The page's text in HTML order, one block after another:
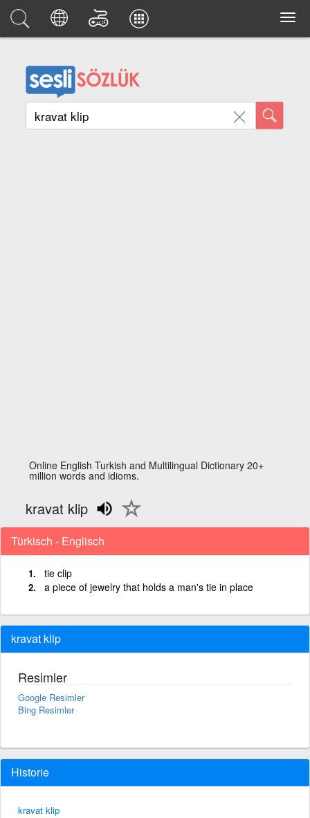
Online English Turkish and Multilingual Dictionary 20+
million words and idioms.
kravat klip
Türkisch - Englisch
tie clip
a piece of jewelry that holds a man's tie in place
kravat klip
Resimler
Google Resimler
Bing Resimler
Historie
kravat klip